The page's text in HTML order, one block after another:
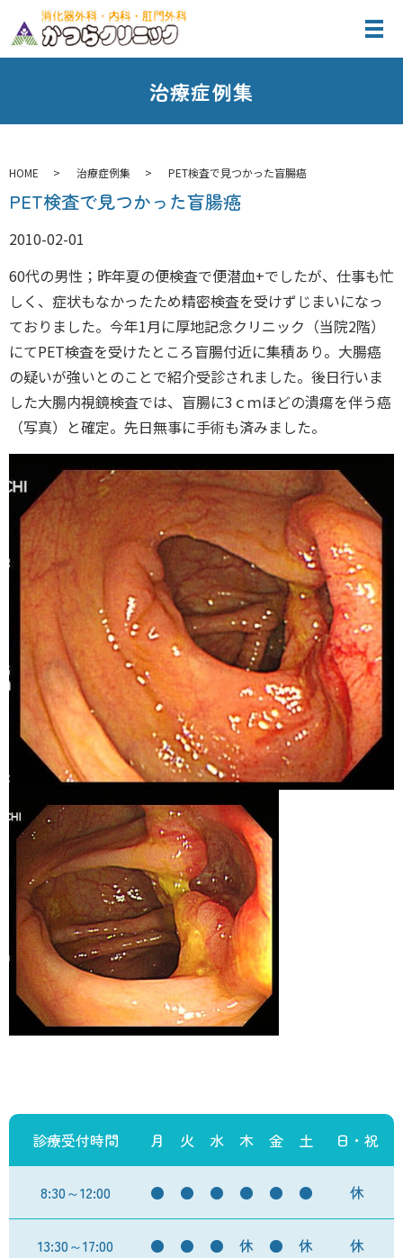
治療症例集
HOME 治療症例集 PET検査で見つかった盲腸癌
PET検査で見つかった盲腸癌
2010-02-01
60代の男性；昨年夏の便検査で便潜血+でしたが、仕事も忙
しく、症状もなかったため精密検査を受けずじまいになっ
ておりました。今年1月に厚地記念クリニック（当院2階）
にてPET検査を受けたところ盲腸付近に集積あり。大腸癌
の疑いが強いとのことで紹介受診されました。後日行いま
した大腸内視鏡検査では、盲腸に3ｃｍほどの潰瘍を伴う癌
（写真）と確定。先日無事に手術も済みました。
診療受付時間 月 火 水 木 金 土 日・祝
8:30～12:00 ● ● ● ● ● ● 休
13:30～17:00 ● ● ● 休 ● 休 休